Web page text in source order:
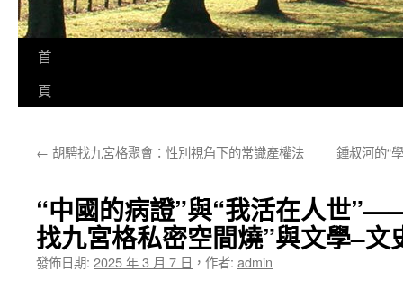
首
頁
← 胡騁找九宮格聚會：性別視角下的常識產權法 鍾叔河的“
“中國的病證”與“我活在人世
找九宮格私密空間燒”與文學–文
發佈日期: 2025 年 3 月 7 日 ， 作者: admin